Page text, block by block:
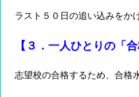
ラスト５０日の追い込みをか
【３．一人ひとりの「
志望校の合格するため、合格